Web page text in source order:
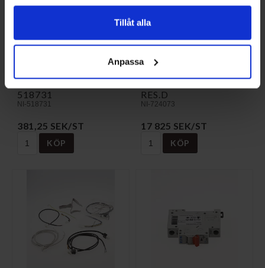
Tillåt alla
Anpassa
518731
NI-518731
381,25 SEK/ST
KÖP
RES.D
NI-724073
17 825 SEK/ST
KÖP